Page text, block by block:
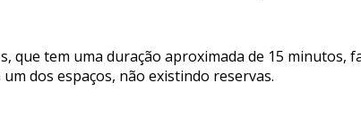
que tem uma duração aproximada de 15 minutos,
dos espaços, não existindo reservas.